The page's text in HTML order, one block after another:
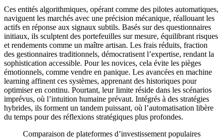
Ces entités algorithmiques, opérant comme des pilotes automatiques,
naviguent les marchés avec une précision mécanique, réallouant les
actifs en réponse aux signaux subtils. Basés sur des questionnaires
initiaux, ils sculptent des portefeuilles sur mesure, équilibrant risques
et rendements comme un maître artisan. Les frais réduits, fraction
des gestionnaires traditionnels, démocratisent l’expertise, rendant la
sophistication accessible. Pour les novices, cela évite les pièges
émotionnels, comme vendre en panique. Les avancées en machine
learning affinent ces systèmes, apprenant des historiques pour
optimiser en continu. Pourtant, leur limite réside dans les scénarios
imprévus, où l’intuition humaine prévaut. Intégrés à des stratégies
hybrides, ils forment un tandem puissant, où l’automatisation libère
du temps pour des réflexions stratégiques plus profondes.
Comparaison de plateformes d’investissement populaires